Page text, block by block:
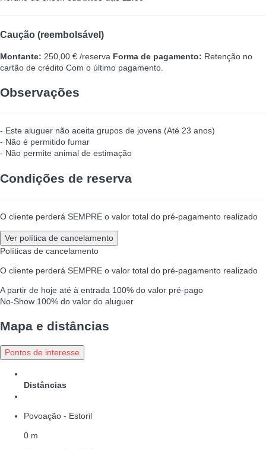
Caução (reembolsável)
Montante: 250,00 € /reserva Forma de pagamento: Retenção no
cartão de crédito Com o último pagamento.
Observações
- Este aluguer não aceita grupos de jovens (Até 23 anos)
- Não é permitido fumar
- Não permite animal de estimação
Condições de reserva
O cliente perderá SEMPRE o valor total do pré-pagamento realizado
Ver política de cancelamento
Políticas de cancelamento
O cliente perderá SEMPRE o valor total do pré-pagamento realizado
A partir de hoje até à entrada 100% do valor pré-pago
No-Show 100% do valor do aluguer
Mapa e distâncias
Pontos de interesse
Distâncias
Povoação - Estoril
0 m